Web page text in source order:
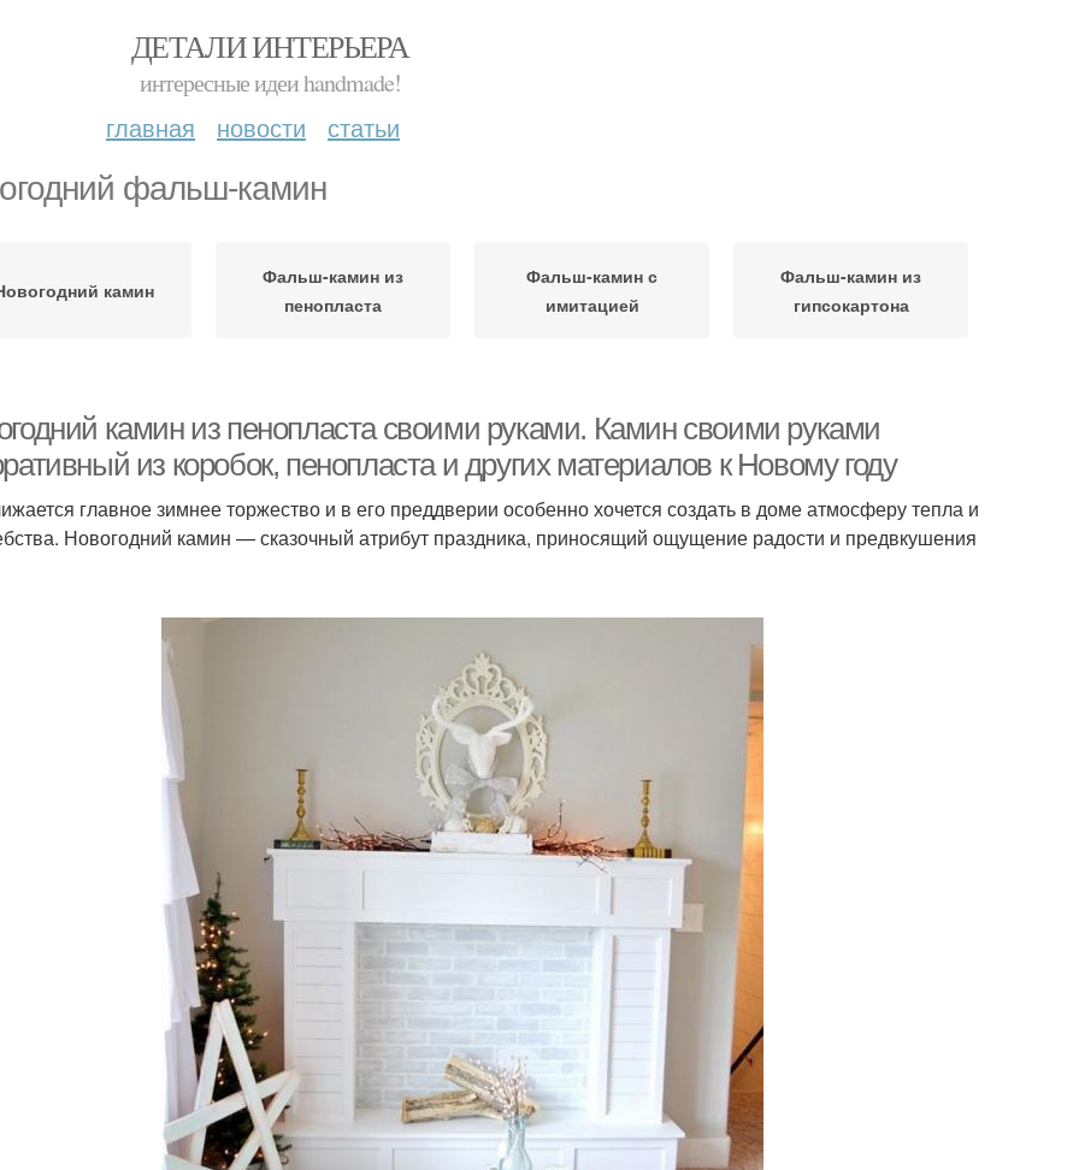
ДЕТАЛИ ИНТЕРЬЕРА
интересные идеи handmade!
главная новости статьи
фальш-камин
камин
Фальш-камин из
пенопласта
Фальш-камин с
имитацией
Фальш-камин из
гипсокартона
камин из пенопласта своими руками. Камин своими руками
из коробок, пенопласта и других материалов к Новому году
главное зимнее торжество и в его преддверии особенно хочется создать в доме атмосферу тепла и
Новогодний камин — сказочный атрибут праздника, приносящий ощущение радости и предвкушения